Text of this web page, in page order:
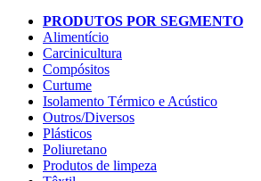
PRODUTOS POR SEGMENTO
Alimentício
Carcinicultura
Compósitos
Curtume
Isolamento Térmico e Acústico
Outros/Diversos
Plásticos
Poliuretano
Produtos de limpeza